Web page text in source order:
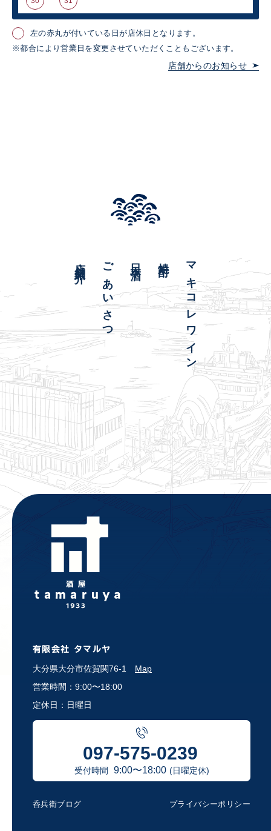
左の赤丸が付いている日が店休日となります。
※都合により営業日を変更させていただくこともございます。
店舗からのお知らせ
マキコレワイン
ごあいさつ
店舗紹介
有限会社 タマルヤ
大分県大分市佐賀関76-1 Map
営業時間：9:00〜18:00
定休日：日曜日
097-575-0239
受付時間 9:00〜18:00 (日曜定休)
呑兵衛ブログ プライバシーポリシー